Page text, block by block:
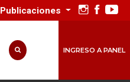
Publicaciones
INGRESO A PANEL